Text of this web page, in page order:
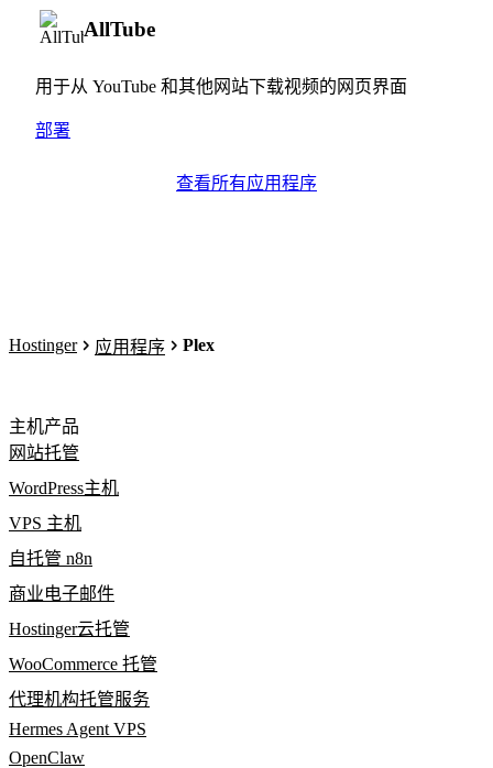
AllTube
用于从 YouTube 和其他网站下载视频的网页界面
部署
查看所有应用程序
Hostinger 应用程序 Plex
主机产品
网站托管
WordPress主机
VPS 主机
自托管 n8n
商业电子邮件
Hostinger云托管
WooCommerce 托管
代理机构托管服务
Hermes Agent VPS
OpenClaw